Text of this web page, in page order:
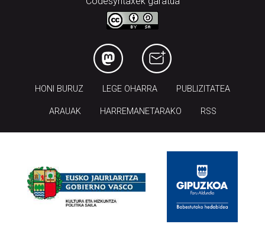
HONI BURUZ LEGE OHARRA PUBLIZITATEA
ARAUAK HARREMANETARAKO RSS